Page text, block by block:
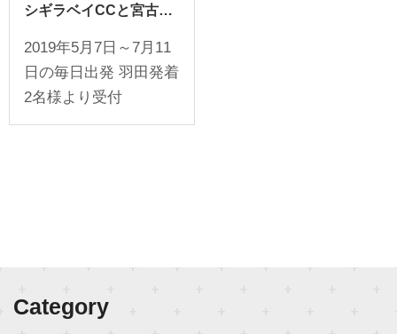
シギラベイCCと宮古三
エメラルドコースト、オ
ーシャンリンクス。2日
間or3日間
2019年5月7日～7月11
日の毎日出発 羽田発着
2名様より受付
Category